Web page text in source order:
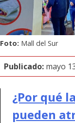
Foto: Mall del Sur
Publicado: mayo
¿Por qué
pueden